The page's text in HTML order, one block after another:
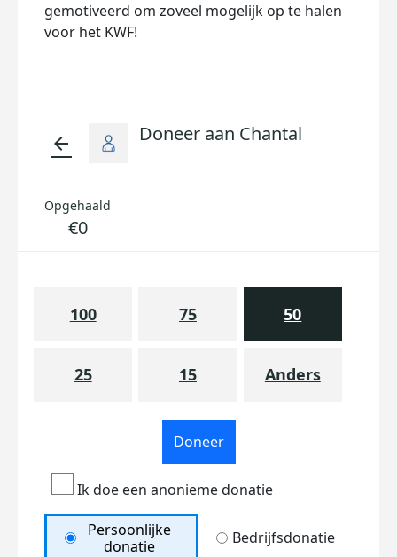
gemotiveerd om zoveel mogelijk op te halen
voor het KWF!
arrow_back Doneer aan Chantal
Opgehaald
€0
100 75 50
25 15 Anders
Doneer
Ik doe een anonieme donatie
Persoonlijke
donatie
Bedrijfsdonatie